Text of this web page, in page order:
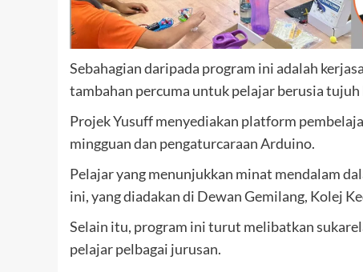
Sebahagian daripada program ini adalah
tambahan percuma untuk pelajar berusia
Projek Yusuff menyediakan platform
mingguan dan pengaturcaraan Arduino.
Pelajar yang menunjukkan minat mendalam
ini, yang diadakan di Dewan Gemilang, Kolej
Selain itu, program ini turut melibatkan
pelajar pelbagai jurusan.